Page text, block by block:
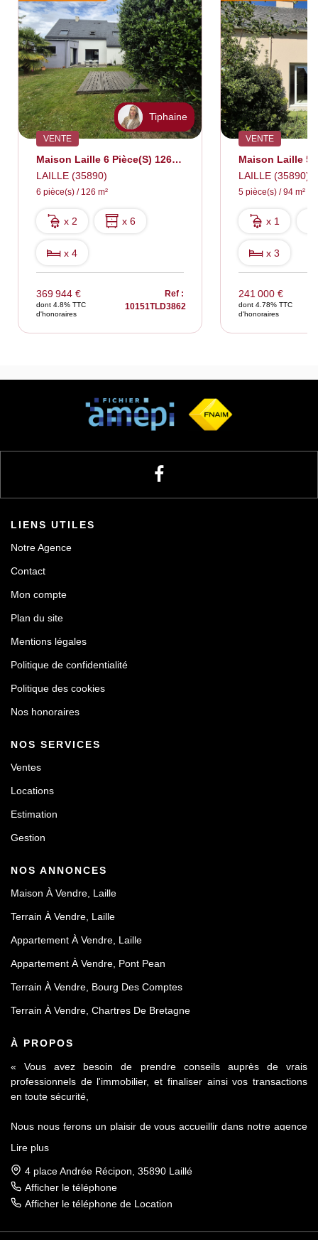
Tiphaine
VENTE
Maison Laille 6 Pièce(s) 126 M2
LAILLE (35890)
6 pièce(s) / 126 m²
x 2 x 6
x 4
369 944 €
dont 4.8% TTC
d'honoraires
Ref :
10151TLD3862
VENTE
Maison Laille 5
LAILLE (35890)
5 pièce(s) / 94 m²
x 1
x 3
241 000 €
dont 4.78% TTC
d'honoraires
LIENS UTILES
Notre Agence
Contact
Mon compte
Plan du site
Mentions légales
Politique de confidentialité
Politique des cookies
Nos honoraires
NOS SERVICES
Ventes
Locations
Estimation
Gestion
NOS ANNONCES
Maison À Vendre, Laille
Terrain À Vendre, Laille
Appartement À Vendre, Laille
Appartement À Vendre, Pont Pean
Terrain À Vendre, Bourg Des Comptes
Terrain À Vendre, Chartres De Bretagne
À PROPOS
« Vous avez besoin de prendre conseils auprès de vrais
professionnels de l'immobilier, et finaliser ainsi vos transactions
en toute sécurité,
Nous nous ferons un plaisir de vous accueillir dans notre agence
sur l'axe Rennes-Nantes.
Réputés pour notre sérieux et notre déontologie, membre de la
FNAIM et du Fichier commun Exclusivité AMEPI nous saurons
démarches.
Lire plus
4 place Andrée Récipon, 35890 Laillé
Afficher le téléphone
Afficher le téléphone de Location